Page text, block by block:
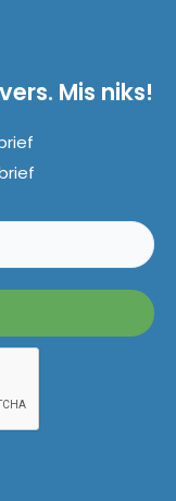
Mis niks!